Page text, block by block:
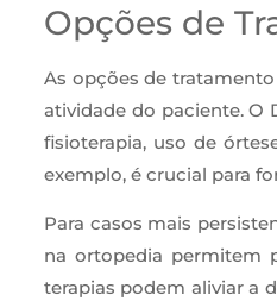
Opções de
As opções de
atividade do paciente. O
fisioterapia, uso de
exemplo, é crucial para
Para casos mais
na ortopedia permitem
terapias podem aliviar a